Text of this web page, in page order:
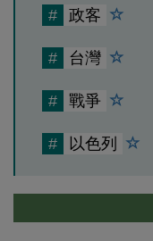
# 政客
# 台灣
# 戰爭
# 以色列